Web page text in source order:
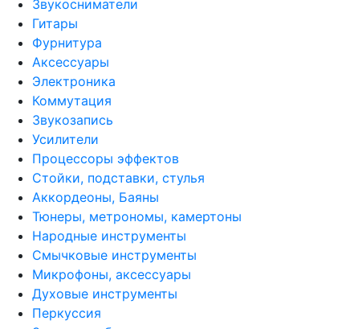
Звукосниматели
Гитары
Фурнитура
Аксессуары
Электроника
Коммутация
Звукозапись
Усилители
Процессоры эффектов
Стойки, подставки, стулья
Аккордеоны, Баяны
Тюнеры, метрономы, камертоны
Народные инструменты
Смычковые инструменты
Микрофоны, аксессуары
Духовые инструменты
Перкуссия